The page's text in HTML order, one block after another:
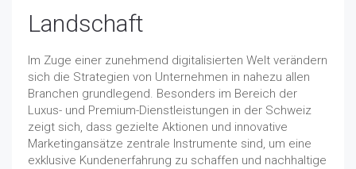
Landschaft
Im Zuge einer zunehmend digitalisierten Welt verändern
sich die Strategien von Unternehmen in nahezu allen
Branchen grundlegend. Besonders im Bereich der
Luxus- und Premium-Dienstleistungen in der Schweiz
zeigt sich, dass gezielte Aktionen und innovative
Marketingansätze zentrale Instrumente sind, um eine
exklusive Kundenerfahrung zu schaffen und nachhaltige